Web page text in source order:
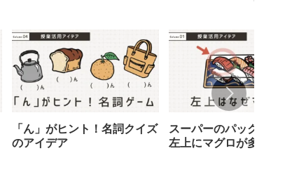
「ん」がヒント！名詞クイズ
のアイデア
スーパーのパック寿司、な
左上にマグロが多い？